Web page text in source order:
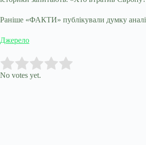
Раніше «ФАКТИ» публікували думку
Джерело
Rate this item:
No votes yet.